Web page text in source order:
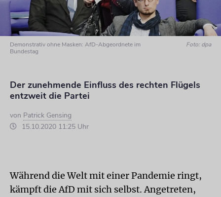
Demonstrativ ohne Masken: AfD-Abgeordnete im
Bundestag
Foto: dpa
Der zunehmende Einfluss des rechten Flügels
entzweit die Partei
von Patrick Gensing
15.10.2020 11:25 Uhr
Während die Welt mit einer Pandemie ringt,
kämpft die AfD mit sich selbst. Angetreten,